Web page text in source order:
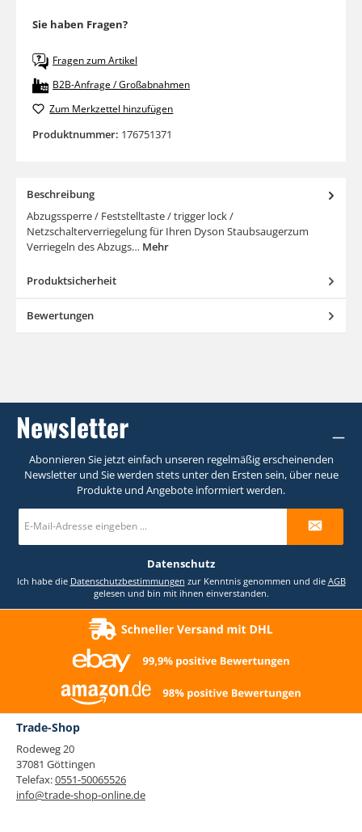
Sie haben Fragen?
Fragen zum Artikel
B2B-Anfrage / Großabnahmen
Zum Merkzettel hinzufügen
Produktnummer: 176751371
Beschreibung
Abzugssperre / Feststelltaste / trigger lock /
Netzschalterverriegelung für Ihren Dyson Staubsaugerzum
Verriegeln des Abzugs… Mehr
Produktsicherheit
Bewertungen
Newsletter
Abonnieren Sie jetzt einfach unseren regelmäßig erscheinenden
Newsletter und Sie werden stets unter den Ersten sein, über neue
Produkte und Angebote informiert werden.
E-
Mail-
Datenschutz
Ich habe die Datenschutzbestimmungen zur Kenntnis genommen und die AGB
gelesen und bin mit ihnen einverstanden.
Trade-Shop
Rodeweg 20
37081 Göttingen
Telefax:0551-50065526
info@trade-shop-online.de